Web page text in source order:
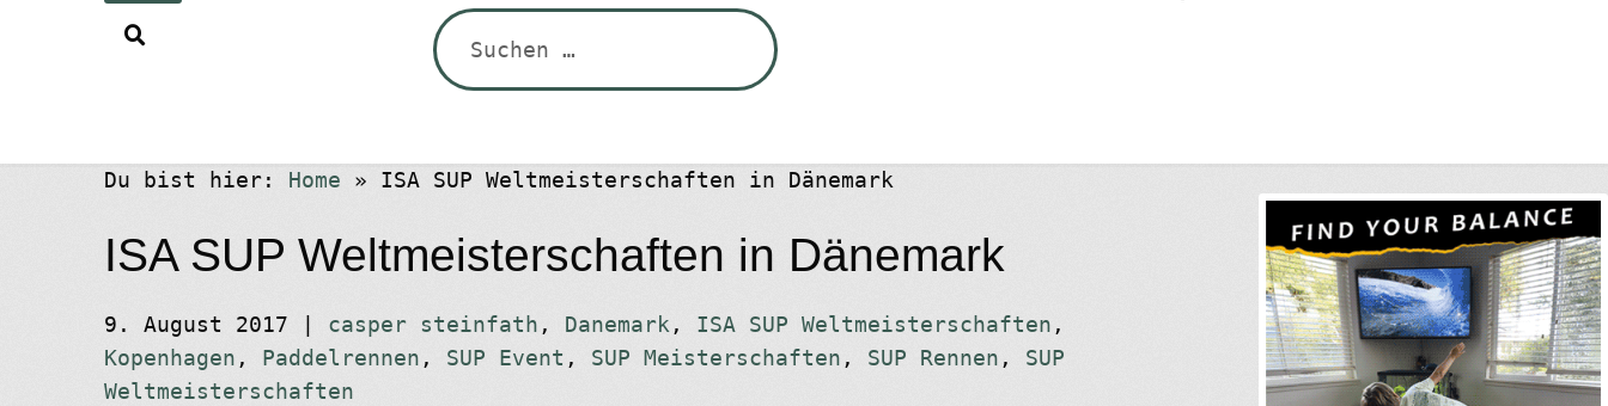
Suchen
nach:
Du bist hier: Home » ISA SUP Weltmeisterschaften in Dänemark
ISA SUP Weltmeisterschaften in Dänemark
9. August 2017 casper steinfath , Danemark, ISA SUP Weltmeisterschaften ,
Kopenhagen , Paddelrennen , SUP Event , SUP Meisterschaften , SUP Rennen , SUP
Weltmeisterschaften